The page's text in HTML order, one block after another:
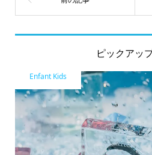
ピックアッ
Enfant Kids